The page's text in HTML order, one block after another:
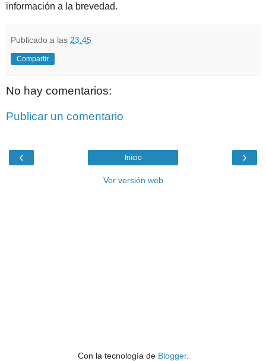
información a la brevedad.
Publicado a las 23:45
Compartir
No hay comentarios:
Publicar un comentario
‹ ›
Inicio
Ver versión web
Con la tecnología de Blogger.